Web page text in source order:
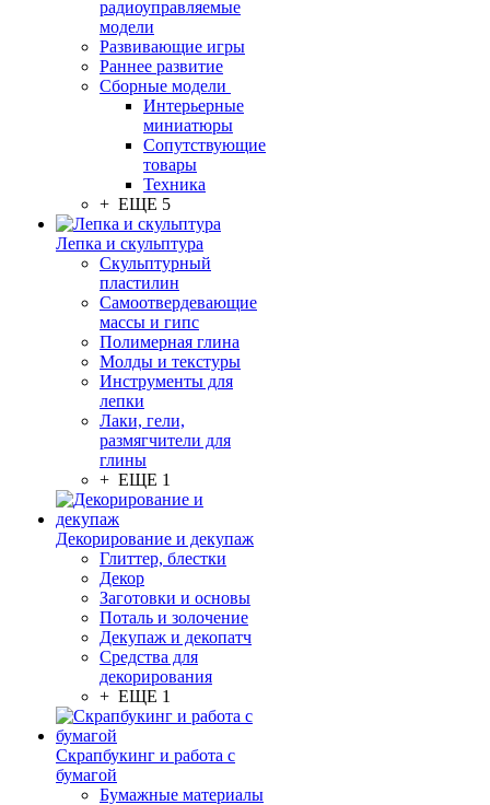
радиоуправляемые
модели
Развивающие игры
Раннее развитие
Сборные модели
Интерьерные
миниатюры
Сопутствующие
товары
Техника
+ ЕЩЕ 5
Лепка и скульптура
Скульптурный
пластилин
Самоотвердевающие
массы и гипс
Полимерная глина
Молды и текстуры
Инструменты для
лепки
Лаки, гели,
размягчители для
глины
+ ЕЩЕ 1
Декорирование и декупаж
Глиттер, блестки
Декор
Заготовки и основы
Поталь и золочение
Декупаж и декопатч
Средства для
декорирования
+ ЕЩЕ 1
Скрапбукинг и работа с
бумагой
Бумажные материалы